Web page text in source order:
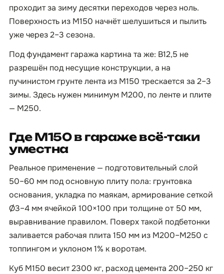
проходит за зиму десятки переходов через ноль.
Поверхность из М150 начнёт шелушиться и пылить
уже через 2–3 сезона.
Под фундамент гаража картина та же: B12,5 не
разрешён под несущие конструкции, а на
пучинистом грунте лента из М150 трескается за 2–3
зимы. Здесь нужен минимум М200, по ленте и плите
— М250.
Где М150 в гараже всё-таки
уместна
Реальное применение — подготовительный слой
50–60 мм под основную плиту пола: грунтовка
основания, укладка по маякам, армирование сеткой
Ø3–4 мм ячейкой 100×100 при толщине от 50 мм,
выравнивание правилом. Поверх такой подбетонки
заливается рабочая плита 150 мм из М200–М250 с
топпингом и уклоном 1% к воротам.
Куб М150 весит 2300 кг, расход цемента 200–250 кг